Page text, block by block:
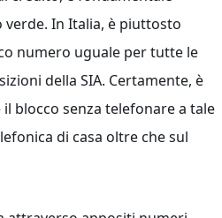
In Italia, è piuttosto
numero uguale per tutte le
della SIA. Certamente, è
blocco senza telefonare a tale
di casa oltre che sul